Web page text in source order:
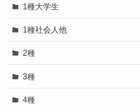
1種大学生
1種社会人他
2種
3種
4種